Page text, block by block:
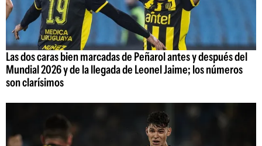
Las dos caras bien marcadas de Peñarol antes y después del
Mundial 2026 y de la llegada de Leonel Jaime; los números
son clarísimos